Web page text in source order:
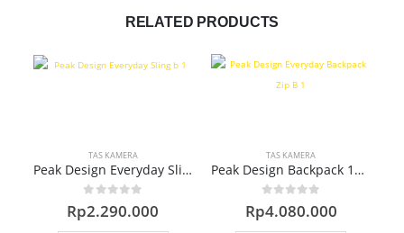
RELATED PRODUCTS
TAS KAMERA
Peak Design Everyday Sling 6L V2 Black
0out of 5
Rp2.290.000
TAS KAMERA
Peak Design Backpack 15L Zip V2 Black
out of 5
Rp4.080.000